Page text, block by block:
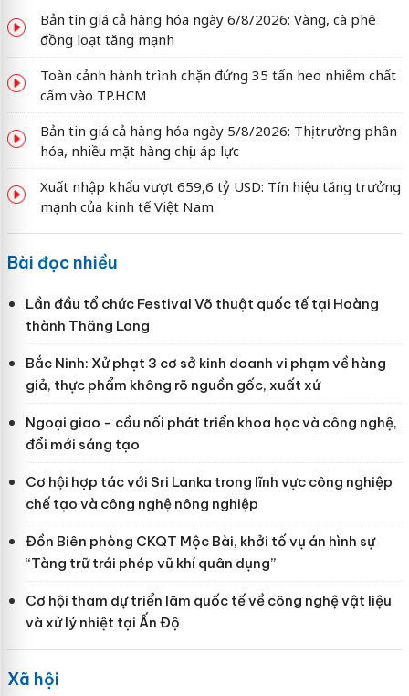
Bản tin giá cả hàng hóa ngày 6/8/2026: Vàng, cà phê
đồng loạt tăng mạnh
Toàn cảnh hành trình chặn đứng 35 tấn heo nhiễm chất
cấm vào TP.HCM
Bản tin giá cả hàng hóa ngày 5/8/2026: Thị trường phân
hóa, nhiều mặt hàng chịu áp lực
Xuất nhập khẩu vượt 659,6 tỷ USD: Tín hiệu tăng trưởng
mạnh của kinh tế Việt Nam
Bài đọc nhiều
Lần đầu tổ chức Festival Võ thuật quốc tế tại Hoàng
thành Thăng Long
Bắc Ninh: Xử phạt 3 cơ sở kinh doanh vi phạm về hàng
giả, thực phẩm không rõ nguồn gốc, xuất xứ
Ngoại giao - cầu nối phát triển khoa học và công nghệ,
đổi mới sáng tạo
Cơ hội hợp tác với Sri Lanka trong lĩnh vực công nghiệp
chế tạo và công nghệ nông nghiệp
Đồn Biên phòng CKQT Mộc Bài, khởi tố vụ án hình sự
“Tàng trữ trái phép vũ khí quân dụng”
Cơ hội tham dự triển lãm quốc tế về công nghệ vật liệu
và xử lý nhiệt tại Ấn Độ
Xã hội